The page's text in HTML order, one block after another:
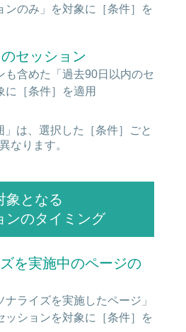
ンのみ」を対象に［条件］を
セッション
も含めた「過去90日以内のセ
に［条件］を適用
は、選択した［条件］ごと
なります。
象となる
ンのタイミング
を実施中のページの
ナライズを実施したページ」
ッションを対象に［条件］を